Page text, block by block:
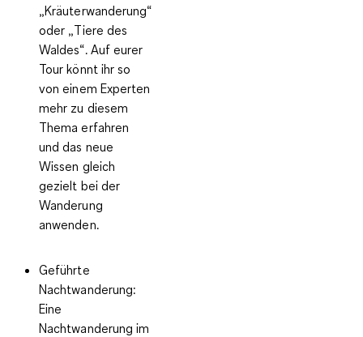
„Kräuterwanderung“
oder „Tiere des
Waldes“. Auf eurer
Tour könnt ihr so
von einem Experten
mehr zu diesem
Thema erfahren
und das neue
Wissen gleich
gezielt bei der
Wanderung
anwenden.
Geführte
Nachtwanderung:
Eine
Nachtwanderung im